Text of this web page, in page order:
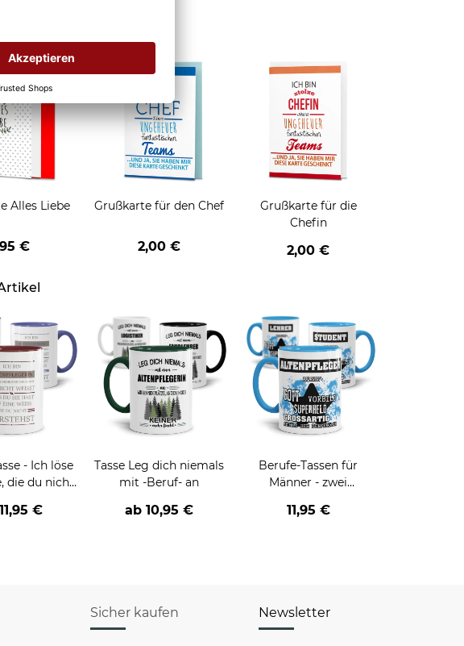
zum Verschenken
Alles Liebe
€
Grußkarte für den Chef
2,00 €
Grußkarte für die
Chefin
2,00 €
- Ich löse
die du nicht
Berufe
11,95 €
Tasse Leg dich niemals
mit -Beruf- an
ab10,95 €
Berufe-Tassen für
Männer - zwei
11,95 €
Sicher kaufen Newsletter